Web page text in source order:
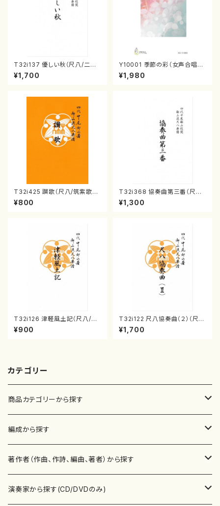
T32i137 優しい秋（尺八/二代
山本邦山/尺八/都山式譜）都山
流公刊楽譜曲番:586
¥1,700
Y10001 季節の彩（女声合唱、
ピアノ/山岸徹/楽譜）
¥1,980
T32i425 讃歌（尺八/筑紫歌都
子/楽譜）都山流公刊楽譜曲番:2
130
¥800
T32i368 協奏曲第三番（尺八/
唯是震一/楽譜）都山流公刊楽譜
曲番:2073
¥1,300
T32i126 津軽風土記（尺八/野
村峰山/尺八/都山式譜）都山流
公刊楽譜曲番:575
¥900
T32i122 尺八協奏曲（２）（尺
八/二代 山本邦山/尺八/都山式
譜）都山流公刊楽譜曲番:571
¥1,700
カテゴリー
商品カテゴリーから探す
楽譜
書籍
書籍
CD・DVD
編成から探す
邦楽器
箏・琴（ソロ）
合唱
著作者（作曲、作詩、編曲、著者）から探す
あ行
演奏家から探す(CD/DVDのみ)